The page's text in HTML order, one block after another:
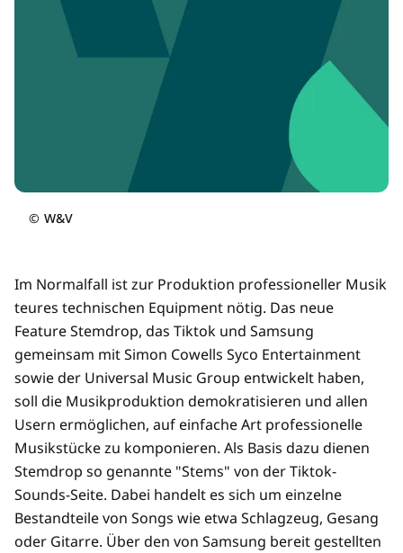
© W&V
Im Normalfall ist zur Produktion professioneller Musik
teures technischen Equipment nötig. Das neue
Feature Stemdrop, das Tiktok und Samsung
gemeinsam mit Simon Cowells Syco Entertainment
sowie der Universal Music Group entwickelt haben,
soll die Musikproduktion demokratisieren und allen
Usern ermöglichen, auf einfache Art professionelle
Musikstücke zu komponieren. Als Basis dazu dienen
Stemdrop so genannte "Stems" von der Tiktok-
Sounds-Seite. Dabei handelt es sich um einzelne
Bestandteile von Songs wie etwa Schlagzeug, Gesang
oder Gitarre. Über den von Samsung bereit gestellten